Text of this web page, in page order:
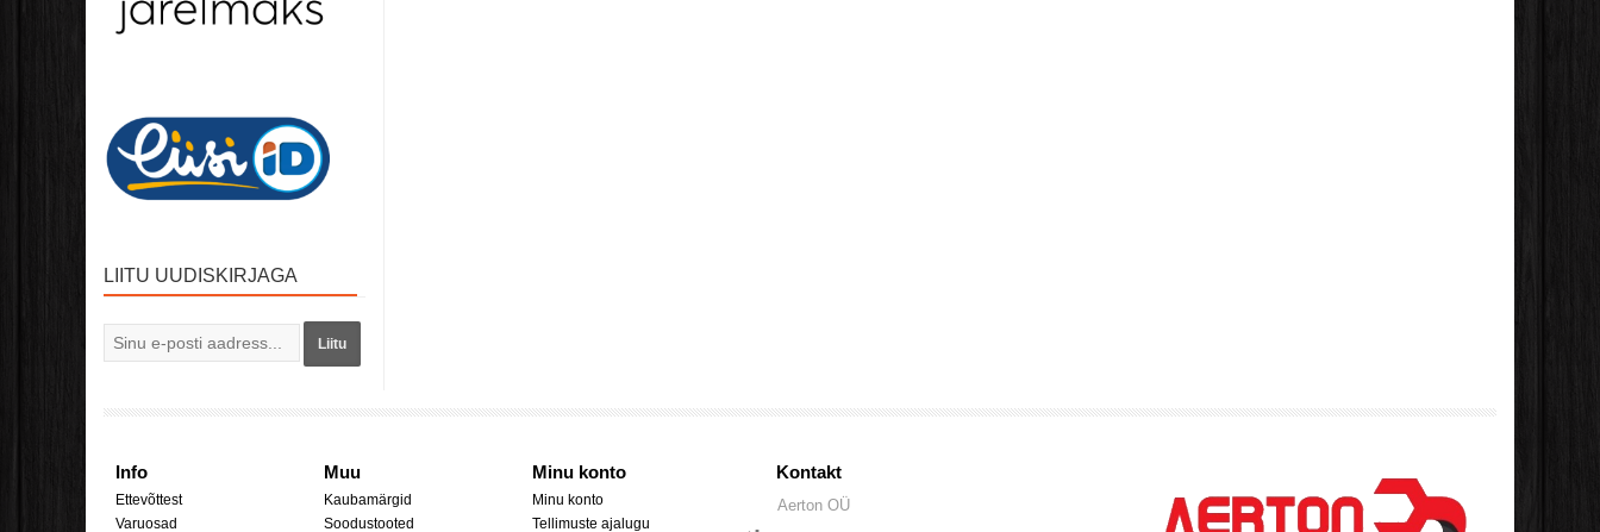
LIITU UUDISKIRJAGA
Liitu
Info
Ettevõttest
Varuosad
Muu
Kaubamärgid
Soodustooted
Minu konto
Minu konto
Tellimuste ajalugu
Kontakt
Aerton OÜ